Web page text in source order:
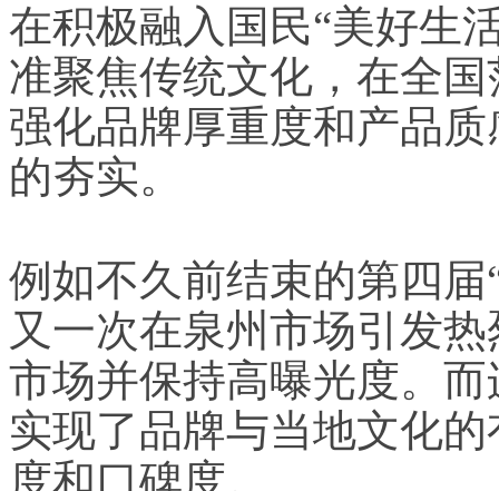
在积极融入国民“美好生
准聚焦传统文化，在全
强化品牌厚重度和产品
的夯实。
例如不久前结束的第四
又一次在泉州市场引发
市场并保持高曝光度。
实现了品牌与当地文化
度和口碑度。